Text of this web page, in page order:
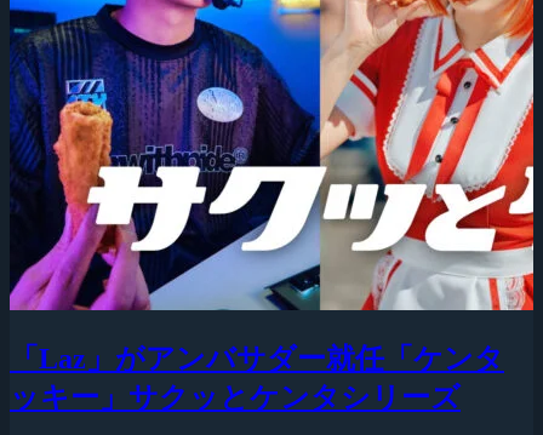
「Laz」がアンバサダー就任「ケンタ
ッキー」サクッとケンタシリーズ